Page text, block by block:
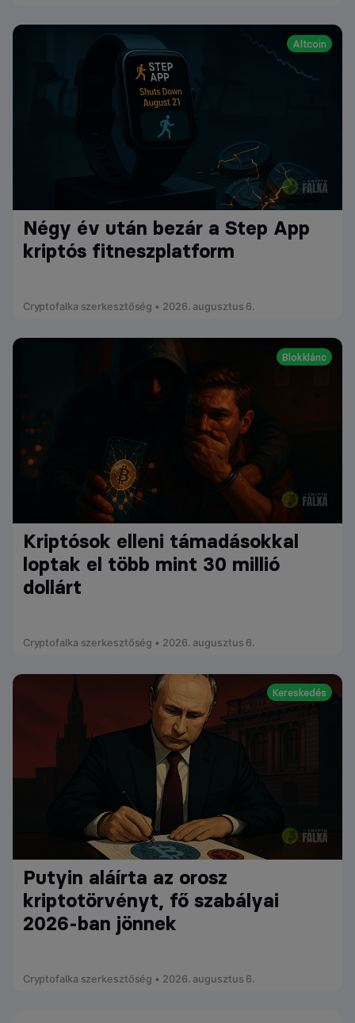
Altcoin
Négy év után bezár a Step App
kriptós fitneszplatform
Cryptofalka szerkesztőség • 2026. augusztus 6.
Blokklánc
Kriptósok elleni támadásokkal
loptak el több mint 30 millió
dollárt
Cryptofalka szerkesztőség • 2026. augusztus 6.
Kereskedés
Putyin aláírta az orosz
kriptotörvényt, fő szabályai
2026-ban jönnek
Cryptofalka szerkesztőség • 2026. augusztus 6.